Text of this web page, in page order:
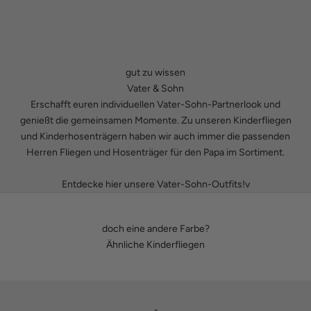
gut zu wissen
Vater & Sohn
Erschafft euren individuellen Vater-Sohn-Partnerlook und
genießt die gemeinsamen Momente. Zu unseren Kinderfliegen
und Kinderhosenträgern haben wir auch immer die passenden
Herren Fliegen und Hosenträgerfür den Papa im Sortiment.
Entdecke hier unsere Vater-Sohn-Outfits!v
doch eine andere Farbe?
Ähnliche Kinderfliegen